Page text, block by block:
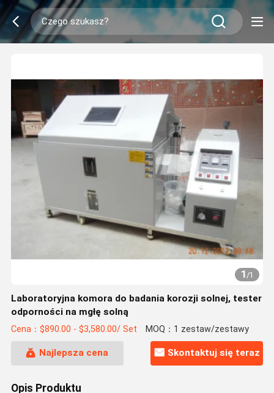
1/1
Laboratoryjna komora do badania korozji solnej, tester
odporności na mgłę solną
Cena：$890.00 - $3,580.00/ Set MOQ：1 zestaw/zestawy
Najlepsza cena Skontaktuj się teraz
Opis Produktu